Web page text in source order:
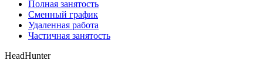
Полная занятость
Сменный график
Удаленная работа
Частичная занятость
HeadHunter